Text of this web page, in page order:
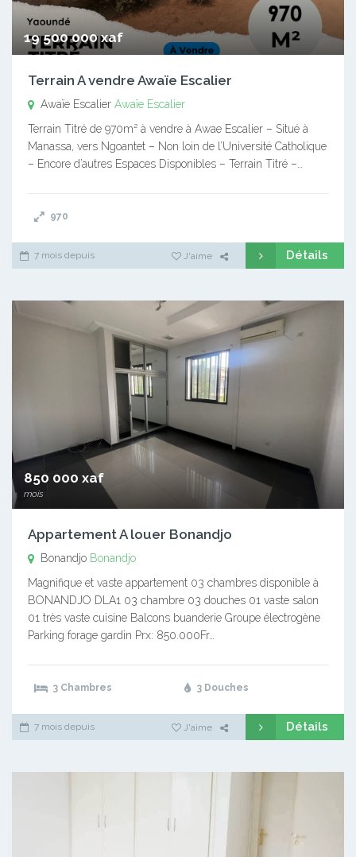
19 500 000 xaf
Terrain A vendre Awaïe Escalier
Awaïe Escalier Awaïe Escalier
Terrain Titré de 970m² à vendre à Awae Escalier – Situé à
Manassa, vers Ngoantet – Non loin de l’Université Catholique
– Encore d’autres Espaces Disponibles – Terrain Titré –…
970
7 mois depuis J'aime Détails
850 000 xaf
mois
Appartement A louer Bonandjo
Bonandjo Bonandjo
Magnifique et vaste appartement 03 chambres disponible à
BONANDJO DLA1 03 chambre 03 douches 01 vaste salon
01 très vaste cuisine Balcons buanderie Groupe électrogène
Parking forage gardin Prx: 850.000Fr…
3 Chambres 3 Douches
7 mois depuis J'aime Détails